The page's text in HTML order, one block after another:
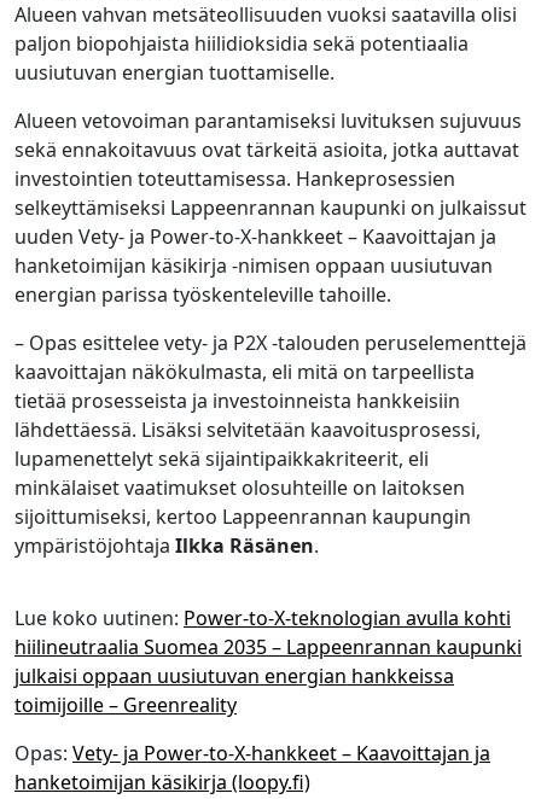
Alueen vahvan metsäteollisuuden vuoksi saatavilla olisi
paljon biopohjaista hiilidioksidia sekä potentiaalia
uusiutuvan energian tuottamiselle.
Alueen vetovoiman parantamiseksi luvituksen sujuvuus
sekä ennakoitavuus ovat tärkeitä asioita, jotka auttavat
investointien toteuttamisessa. Hankeprosessien
selkeyttämiseksi Lappeenrannan kaupunki on julkaissut
uuden Vety- ja Power-to-X-hankkeet – Kaavoittajan ja
hanketoimijan käsikirja -nimisen oppaan uusiutuvan
energian parissa työskenteleville tahoille.
– Opas esittelee vety- ja P2X -talouden peruselementtejä
kaavoittajan näkökulmasta, eli mitä on tarpeellista
tietää prosesseista ja investoinneista hankkeisiin
lähdettäessä. Lisäksi selvitetään kaavoitusprosessi,
lupamenettelyt sekä sijaintipaikkakriteerit, eli
minkälaiset vaatimukset olosuhteille on laitoksen
sijoittumiseksi, kertoo Lappeenrannan kaupungin
ympäristöjohtaja Ilkka Räsänen.
Lue koko uutinen: Power-to-X-teknologian avulla kohti
hiilineutraalia Suomea 2035 – Lappeenrannan kaupunki
julkaisi oppaan uusiutuvan energian hankkeissa
toimijoille – Greenreality
Opas: Vety- ja Power-to-X-hankkeet – Kaavoittajan ja
hanketoimijan käsikirja (loopy.fi)